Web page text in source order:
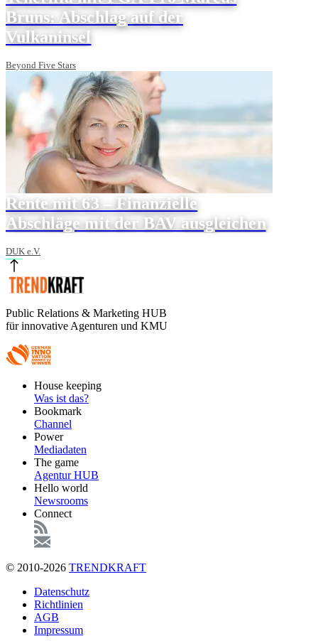
Bruns: Abschlag auf der
Vulkaninsel
Beyond Five Stars
Rente mit 63 – Finanzielle
Abschläge mit der BAV ausgleichen
DUK e.V.
Public Relations & Marketing HUB
für innovative Agenturen und KMU
FooterHouse keeping
Was ist das?
Bookmark
Channel
Power
Mediadaten
The game
Agentur HUB
Hello world
Newsrooms
Connect
© 2010-2026 TRENDKRAFT
FußzeileDatenschutz
Richtlinien
AGB
Impressum